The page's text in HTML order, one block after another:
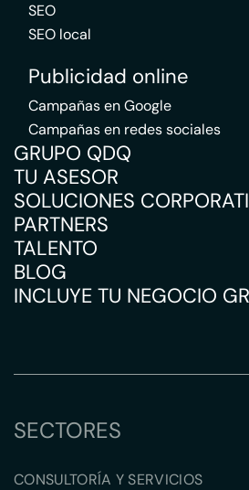
SEO
SEO local
Publicidad online
Campañas en Google
Campañas en redes sociales
GRUPO QDQ
TU ASESOR
SOLUCIONES
PARTNERS
TALENTO
BLOG
INCLUYE TU NEGOCIO
SECTORES
CONSULTORÍA Y SERVICIOS